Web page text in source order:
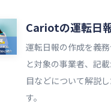
Cariotの運転日
運転日報の作成を義
と対象の事業者、記
目などについて解説
す。